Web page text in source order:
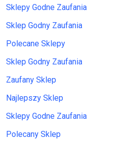
Sklepy Godne Zaufania
Sklep Godny Zaufania
Polecane Sklepy
Sklep Godny Zaufania
Zaufany Sklep
Najlepszy Sklep
Sklepy Godne Zaufania
Polecany Sklep